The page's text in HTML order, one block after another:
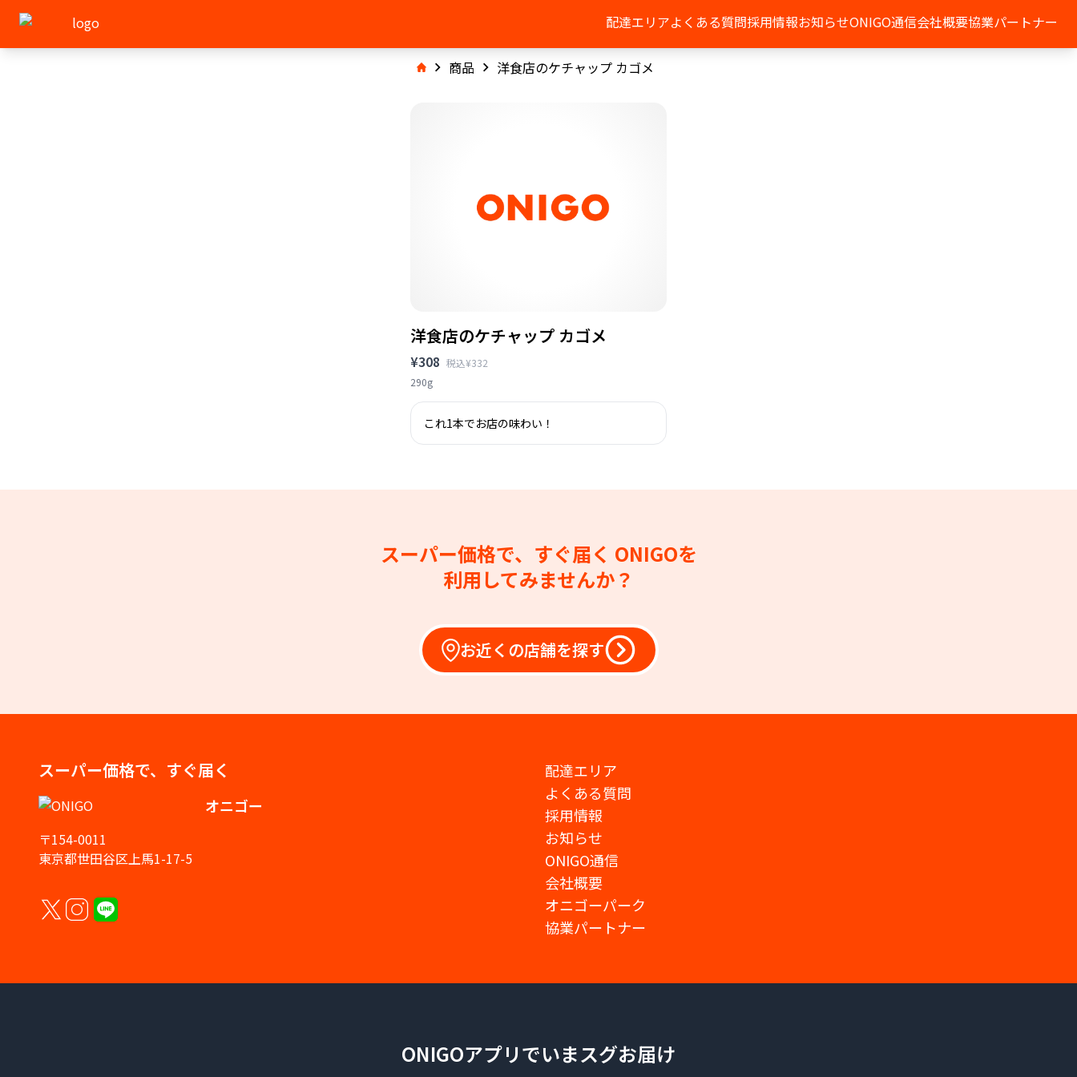
配達エリアよくある質問採用情報お知らせONIGO通信会社概要協業パートナー
商品 洋食店のケチャップ カゴメ
洋食店のケチャップ カゴメ
¥308 税込¥332
290g
これ1本でお店の味わい！
スーパー価格で、すぐ届く ONIGOを
利用してみませんか？
お近くの店舗を探す
スーパー価格で、すぐ届く
オニゴー
〒154-0011
東京都世田谷区上馬1-17-5
配達エリア
よくある質問
採用情報
お知らせ
ONIGO通信
会社概要
オニゴーパーク
協業パートナー
ONIGOアプリでいまスグお届け